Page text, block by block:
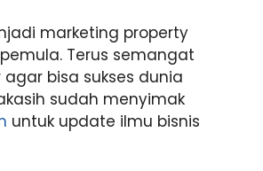
marketing property
Terus semangat
bisa sukses dunia
sudah menyimak
untuk update ilmu bisnis